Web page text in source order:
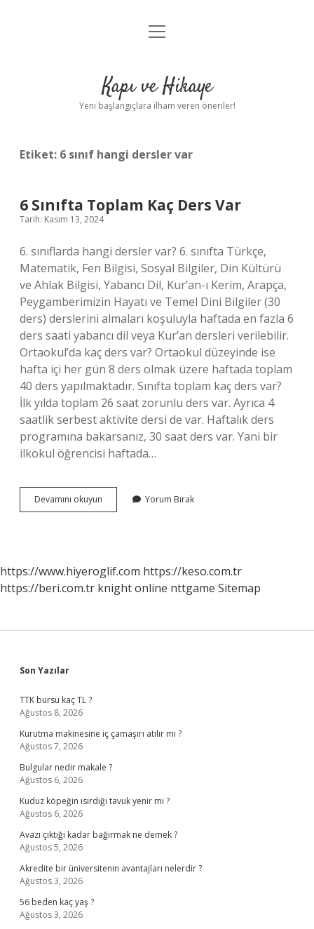
Anasayfa
Yasal Uyarı
menüyü
Kapı ve Hikaye
Yeni başlangıçlara ilham veren öneriler!
Etiket: 6 sınıf hangi dersler var
6 Sınıfta Toplam Kaç Ders Var
Tarih: Kasım 13, 2024
6. sınıflarda hangi dersler var? 6. sınıfta Türkçe,
Matematik, Fen Bilgisi, Sosyal Bilgiler, Din Kültürü
ve Ahlak Bilgisi, Yabancı Dil, Kur’an-ı Kerim, Arapça,
Peygamberimizin Hayatı ve Temel Dini Bilgiler (30
ders) derslerini almaları koşuluyla haftada en fazla 6
ders saati yabancı dil veya Kur’an dersleri verilebilir.
Ortaokul’da kaç ders var? Ortaokul düzeyinde ise
hafta içi her gün 8 ders olmak üzere haftada toplam
40 ders yapılmaktadır. Sınıfta toplam kaç ders var?
İlk yılda toplam 26 saat zorunlu ders var. Ayrıca 4
saatlik serbest aktivite dersi de var. Haftalık ders
programına bakarsanız, 30 saat ders var. Yani bir
ilkokul öğrencisi haftada…
Devamını okuyun
Sınıfta
Yorum Bırak
https://www.hiyeroglif.com https://keso.com.tr
https://beri.com.tr knight online nttgame Sitemap
Sidebar
Son Yazılar
TTK bursu kaç TL ?
Ağustos 8, 2026
Kurutma makinesine iç çamaşırı atılır mı ?
Ağustos 7, 2026
Bulgular nedir makale ?
Ağustos 6, 2026
Kuduz köpeğin ısırdığı tavuk yenir mi ?
Ağustos 6, 2026
Avazı çıktığı kadar bağırmak ne demek ?
Ağustos 5, 2026
Akredite bir üniversitenin avantajları nelerdir ?
Ağustos 3, 2026
56 beden kaç yaş ?
Ağustos 3, 2026